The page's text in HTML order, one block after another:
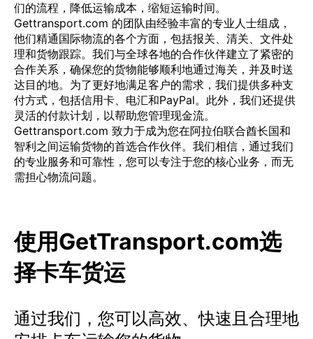
们的流程，降低运输成本，缩短运输时间。
Gettransport.com 的团队由经验丰富的专业人士组成，
他们精通国际物流的各个方面，包括报关、清关、文件处
理和货物跟踪。我们与全球各地的合作伙伴建立了紧密的
合作关系，确保您的货物能够顺利地通过海关，并及时送
达目的地。为了更好地满足客户的需求，我们提供多种支
付方式，包括信用卡、电汇和PayPal。此外，我们还提供
灵活的付款计划，以帮助您管理现金流。
Gettransport.com 致力于成为您在阿拉伯联合酋长国和
智利之间运输货物的首选合作伙伴。我们相信，通过我们
的专业服务和可靠性，您可以专注于您的核心业务，而无
需担心物流问题。
使用GetTransport.com选
择卡车货运
通过我们，您可以高效、快速且合理地